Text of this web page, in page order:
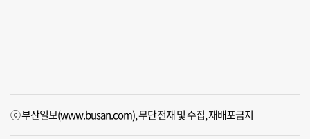
ⓒ 부산일보(www.busan.com), 무단전재 및 수집, 재배포금지